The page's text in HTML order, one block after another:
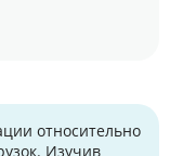
относительно
Изучив